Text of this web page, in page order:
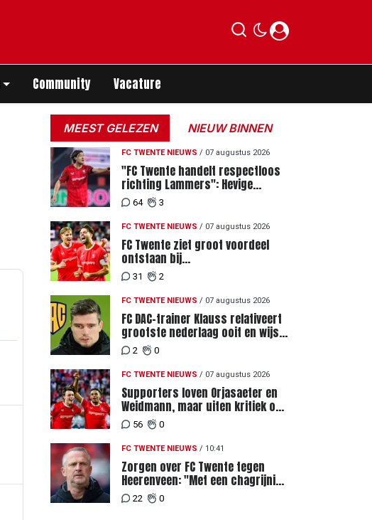
Community Vacature
MEEST GELEZEN NIEUW BINNEN
FC TWENTE NIEUWS / 07 augustus 2026
"FC Twente handelt respectloos
richting Lammers": Hevige
discussie rondom degradatie tot
derde spits
64 3
FC TWENTE NIEUWS / 07 augustus 2026
FC Twente ziet groot voordeel
ontstaan bij
Eredivisiewedstrijden tegen
Heerenveen en PEC Zwolle
31 2
FC TWENTE NIEUWS / 07 augustus 2026
FC DAC-trainer Klauss relativeert
grootste nederlaag ooit en wijst
naar verschil in selectiewaarden
2 0
FC TWENTE NIEUWS / 07 augustus 2026
Supporters loven Orjasaeter en
Weidmann, maar uiten kritiek op
Weghorst na ruime zege op FC
DAC
56 0
FC TWENTE NIEUWS / 10:41
Zorgen over FC Twente tegen
Heerenveen: "Met een chagrijnig
gevoel richting Slowakije"
22 0